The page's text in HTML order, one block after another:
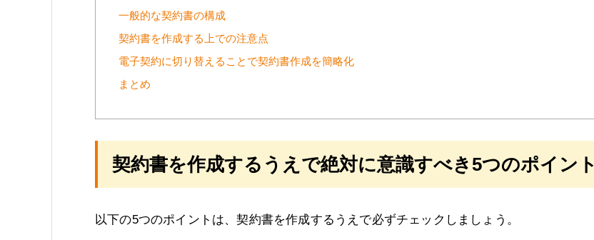
一般的な契約書の構成
契約書を作成する上での注意点
電子契約に切り替えることで契約書作成を簡略化
まとめ
契約書を作成するうえで絶対に意識すべき5つのポイント
以下の5つのポイントは、契約書を作成するうえで必ずチェックしましょう。